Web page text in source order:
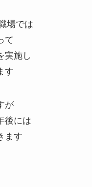
場では
て
実施し
す
が
後には
ます